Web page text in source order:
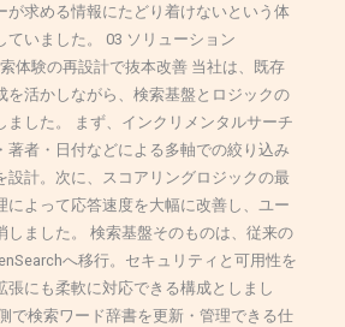
が求める情報にたどり着けないという体
ていました。 03 ソリューション
体験の再設計で抜本改善 当社は、既存
を活かしながら、検索基盤とロジックの
ました。 まず、インクリメンタルサーチ
著者・日付などによる多軸での絞り込み
設計。次に、スコアリングロジックの最
によって応答速度を大幅に改善し、ユー
しました。 検索基盤そのものは、従来の
へ移行。セキュリティと可用性を
張にも柔軟に対応できる構成としまし
で検索ワード辞書を更新・管理できる仕